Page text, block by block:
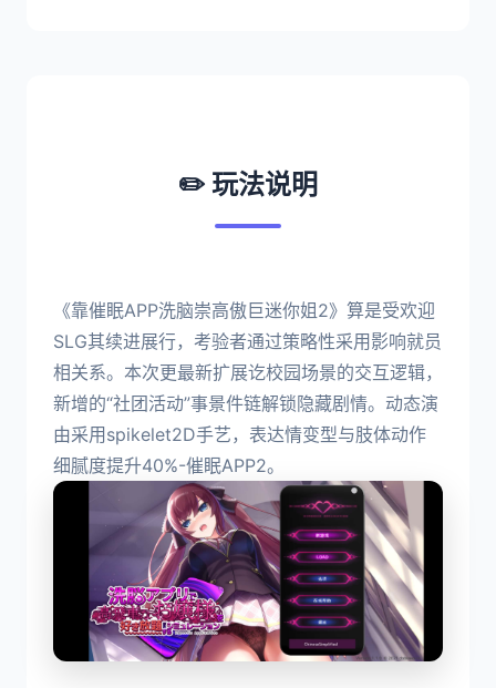
✏️ 玩法说明
《靠催眠APP洗脑崇高傲巨迷你姐2》算是受欢迎
SLG其续进展行，考验者通过策略性采用影响就员
相关系。本次更最新扩展讫校园场景的交互逻辑，
新增的“社团活动”事景件链解锁隐藏剧情。动态演
由采用spikelet2D手艺，表达情变型与肢体动作
细腻度提升40%-催眠APP2。